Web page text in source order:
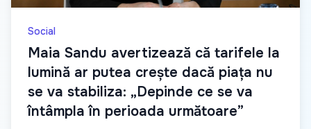
Social
Maia Sandu avertizează că tarifele la
lumină ar putea crește dacă piața nu
se va stabiliza: „Depinde ce se va
întâmpla în perioada următoare”